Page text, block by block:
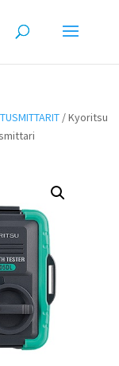
/ Kyoritsu